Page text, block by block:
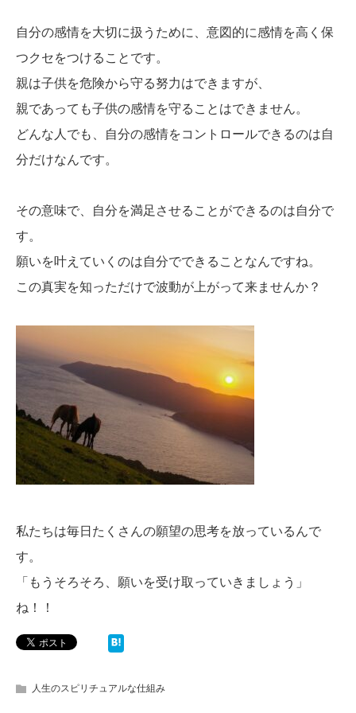
自分の感情を大切に扱うために、意図的に感情を高く保
つクセをつけることです。
親は子供を危険から守る努力はできますが、
親であっても子供の感情を守ることはできません。
どんな人でも、自分の感情をコントロールできるのは自
分だけなんです。
その意味で、自分を満足させることができるのは自分で
す。
願いを叶えていくのは自分でできることなんですね。
この真実を知っただけで波動が上がって来ませんか？
私たちは毎日たくさんの願望の思考を放っているんで
す。
「もうそろそろ、願いを受け取っていきましょう」
ね！！
人生のスピリチュアルな仕組み